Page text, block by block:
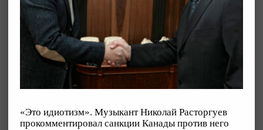
«Это идиотизм». Музыкант Николай Расторгуев
прокомментировал санкции Канады против него